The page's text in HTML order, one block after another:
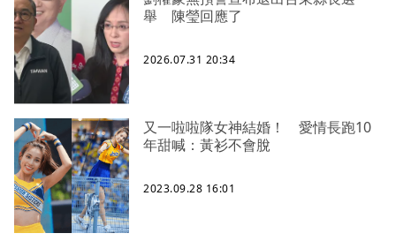
舉 陳瑩回應了
2026.07.31 20:34
又一啦啦隊女神結婚！ 愛情長跑10
年甜喊：黃衫不會脫
2023.09.28 16:01